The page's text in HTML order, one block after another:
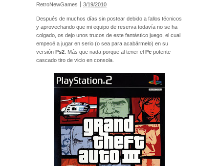
3/19/2010
RetroNewGames
Después de muchos días sin postear debido a fallos técnicos
y aprovechando que mi equipo de reserva todavía no se ha
colgado, os dejo unos trucos de este fantástico juego, el cual
empecé a jugar en serio (o sea para acabármelo) en su
versión Ps2 . Más que nada porque al tener el Pc potente
cascado tiro de vicio en consola.